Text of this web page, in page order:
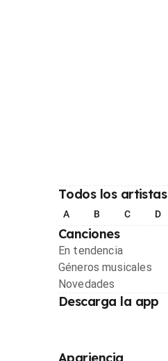
Todos los artistas
A B C D
Canciones
En tendencia
Géneros musicales
Novedades
Descarga la app